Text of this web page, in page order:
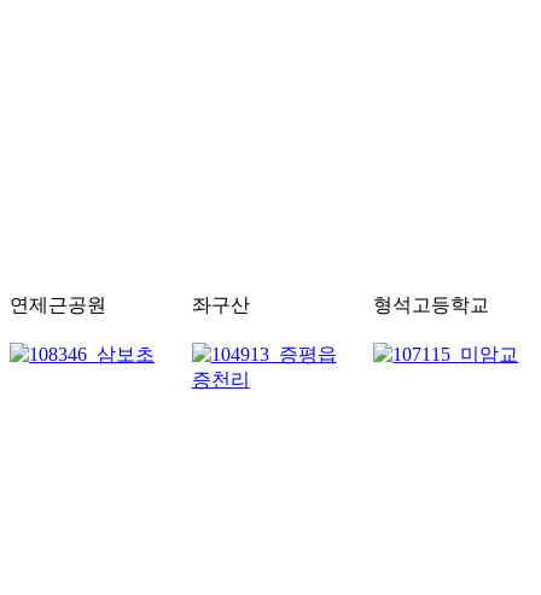
연제근공원 좌구산 형석고등학교